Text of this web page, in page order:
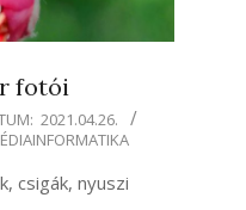
fotói
2021.04.26.
csigák, nyuszi